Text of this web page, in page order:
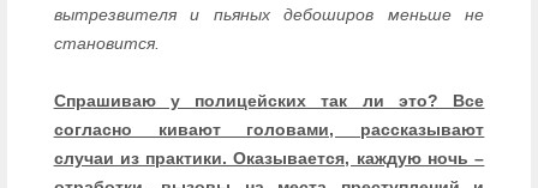
вытрезвителя и пьяных дебоширов меньше не
становится.
Спрашиваю у полицейских так ли это? Все
согласно кивают головами, рассказывают
случаи из практики. Оказывается, каждую ночь –